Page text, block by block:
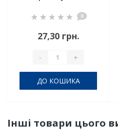
0
27,30 грн.
- +
ДО КОШИКА
Інші товари цього